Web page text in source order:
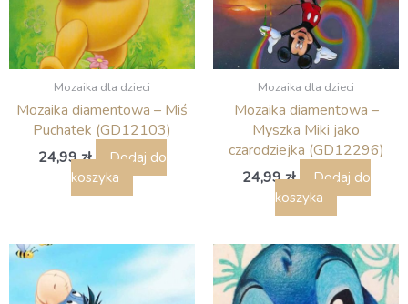
Mozaika dla dzieci
Mozaika diamentowa – Miś
Puchatek (GD12103)
24,99zł
Dodaj do
koszyka
Mozaika dla dzieci
Mozaika diamentowa –
Myszka Miki jako
czarodziejka (GD12296)
24,99zł
Dodaj do
koszyka